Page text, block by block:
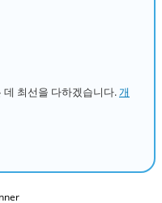
최선을 다하겠습니다.개